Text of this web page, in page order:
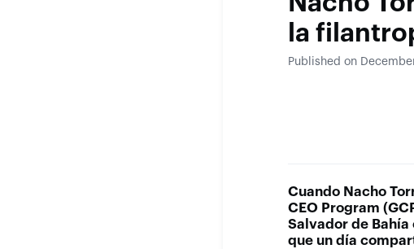
la
Published on
Cuando Nacho
CEO Program
Salvador de Bahía
que un día